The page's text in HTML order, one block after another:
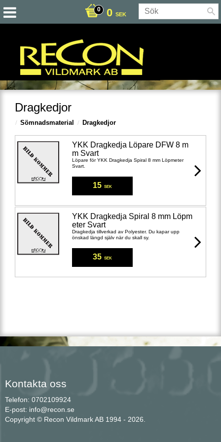
0 SEK
Dragkedjor
Sömnadsmaterial Dragkedjor
YKK Dragkedja Löpare DFW 8 m
m Svart
​Löpare för YKK Dragkedja Spiral 8 mm Löpmeter
Svart.​
15 SEK
YKK Dragkedja Spiral 8 mm Löpm
eter Svart
Dragkedja tillverkad av Polyester. Du kapar upp
önskad längd själv när du skall sy.
35 SEK
Kontakta oss
Telefon: 0702109924
E-post: info@recon.se
Copyright © Recon Vildmark AB 1994 - 2026.